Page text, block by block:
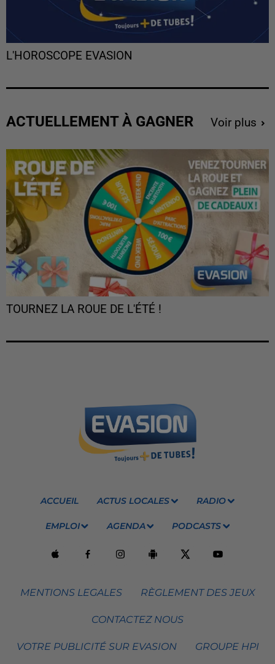
L'HOROSCOPE EVASION
ACTUELLEMENT À GAGNER Voir plus
TOURNEZ LA ROUE DE L'ÉTÉ !
ACCUEIL ACTUS LOCALES RADIO
EMPLOI AGENDA PODCASTS
MENTIONS LEGALES RÈGLEMENT DES JEUX
CONTACTEZ NOUS
VOTRE PUBLICITÉ SUR EVASION GROUPE HPI